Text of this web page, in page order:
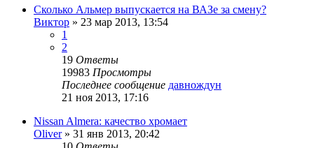
Сколько Альмер выпускается на ВАЗе за смену?
Виктор » 23 мар 2013, 13:54
1
2
19 Ответы
19983 Просмотры
Последнее сообщение давнождун
21 ноя 2013, 17:16
Nissan Almera: качество хромает
Oliver» 31 янв 2013, 20:42